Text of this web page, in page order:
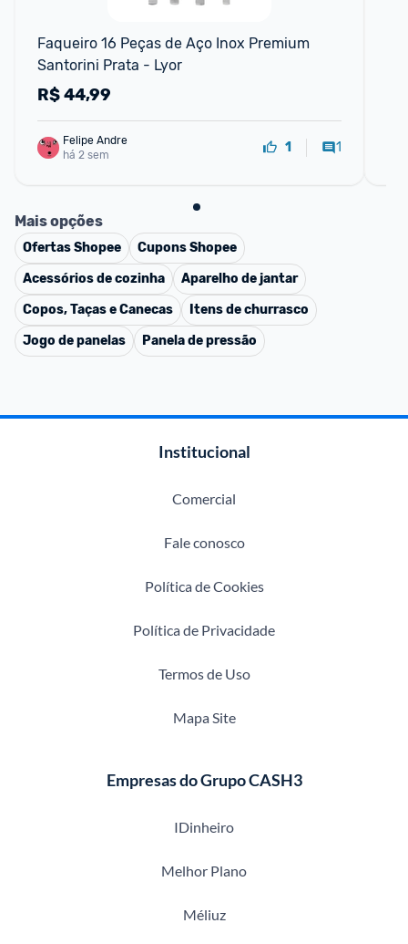
Faqueiro 16 Peças de Aço Inox Premium
Santorini Prata - Lyor
R$44,99
Felipe Andre
há 2 sem
1 1
Mais opções
OfertasShopee CuponsShopee
Acessórios de cozinha
Aparelho de jantar
Copos, Taças e Canecas
Itens de churrasco
Jogo de panelas
Panela de pressão
Institucional
Comercial
Fale conosco
Política de Cookies
Política de Privacidade
Termos de Uso
Mapa Site
Empresas do Grupo CASH3
IDinheiro
Melhor Plano
Méliuz